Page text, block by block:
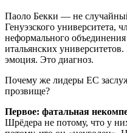
Паоло Бекки — не
Генуэзского
неформального
итальянских
эмоция. Это диагноз.
Почему же лидеры ЕС
прозвище?
Первое: фатальная
Шрёдера не потому, что у